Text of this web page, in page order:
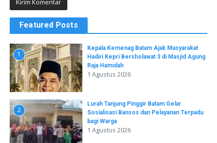
Featured Posts
1
Kepala Kemenag Batam Ajak Masyarakat
Hadiri Kepri Bersholawat 3 di Masjid Agung
Raja Hamidah
1 Agustus 2026
2
Lurah Tanjung Pinggir Batam Gelar
Sosialisasi Bansos dan Pelayanan Terpadu
bagi Warga
1 Agustus 2026